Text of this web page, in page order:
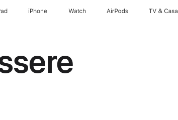
iPhone Watch AirPods TV & Casa